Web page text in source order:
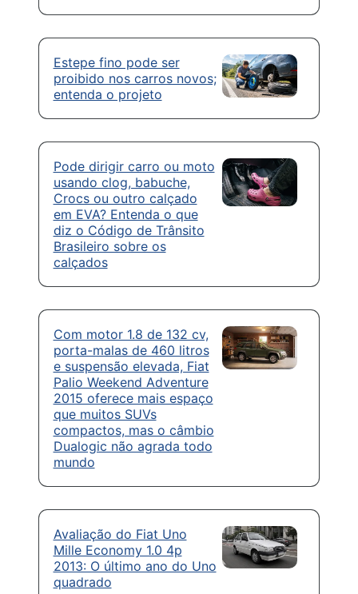
Estepe fino pode ser
proibido nos carros novos;
entenda o projeto
Pode dirigir carro ou moto
usando clog, babuche,
Crocs ou outro calçado
em EVA? Entenda o que
diz o Código de Trânsito
Brasileiro sobre os
calçados
Com motor 1.8 de 132 cv,
porta-malas de 460 litros
e suspensão elevada, Fiat
Palio Weekend Adventure
2015 oferece mais espaço
que muitos SUVs
compactos, mas o câmbio
Dualogic não agrada todo
mundo
Avaliação do Fiat Uno
Mille Economy 1.0 4p
2013: O último ano do Uno
quadrado